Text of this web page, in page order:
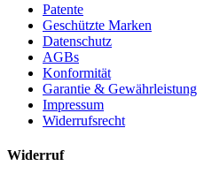
Patente
Geschützte Marken
Datenschutz
AGBs
Konformität
Garantie & Gewährleistung
Impressum
Widerrufsrecht
Widerruf